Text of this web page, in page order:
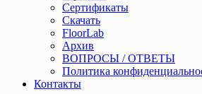
Сертификаты
Скачать
FloorLab
Архив
ВОПРОСЫ / ОТВЕТЫ
Политика
Контакты